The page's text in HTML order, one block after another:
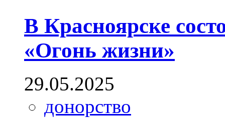
В Красноярске
«Огонь жизни»
29.05.2025
донорство